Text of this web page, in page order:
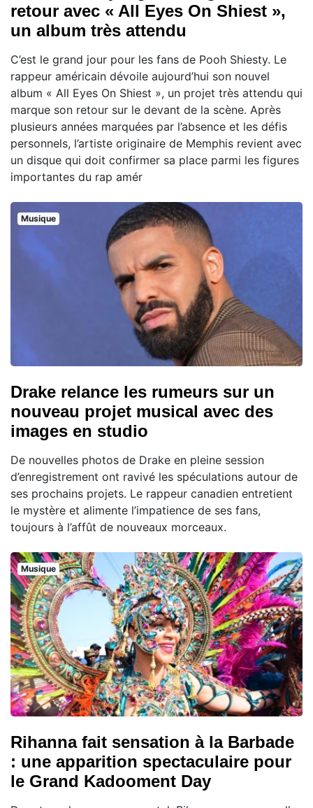
retour avec « All Eyes On Shiest »,
un album très attendu
C’est le grand jour pour les fans de Pooh Shiesty. Le
rappeur américain dévoile aujourd’hui son nouvel
album « All Eyes On Shiest », un projet très attendu qui
marque son retour sur le devant de la scène. Après
plusieurs années marquées par l’absence et les défis
personnels, l’artiste originaire de Memphis revient avec
un disque qui doit confirmer sa place parmi les figures
importantes du rap amér
Musique
Drake relance les rumeurs sur un
nouveau projet musical avec des
images en studio
De nouvelles photos de Drake en pleine session
d’enregistrement ont ravivé les spéculations autour de
ses prochains projets. Le rappeur canadien entretient
le mystère et alimente l’impatience de ses fans,
toujours à l’affût de nouveaux morceaux.
Musique
Rihanna fait sensation à la Barbade
: une apparition spectaculaire pour
le Grand Kadooment Day